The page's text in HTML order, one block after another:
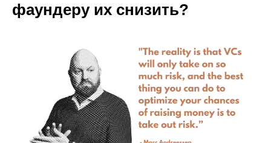
фаундеру их снизить?